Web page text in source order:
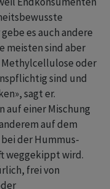
es auch andere
meisten sind aber
oder
sind und
sagt er.
auf einer Mischung
auf dem
bei der Hummus-
weggekippt wird.
frei von